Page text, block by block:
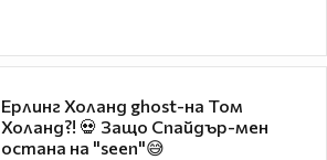
Ерлинг Холанд ghost-на Том
Холанд?! 💀 Защо Спайдър-мен
остана на "seen"😅